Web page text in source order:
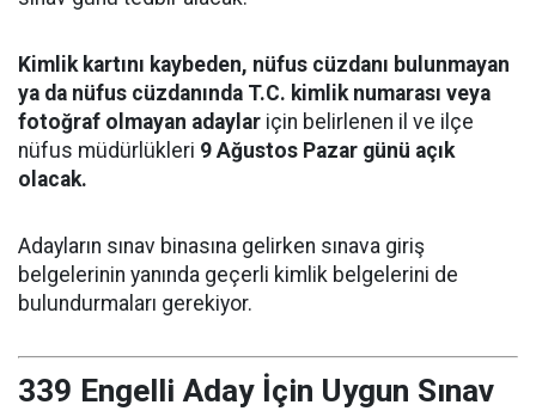
Kimlik kartını kaybeden, nüfus cüzdanı bulunmayan
ya da nüfus cüzdanında T.C. kimlik numarası veya
fotoğraf olmayan adaylar için belirlenen il ve ilçe
nüfus müdürlükleri 9 Ağustos Pazar günü açık
olacak.
Adayların sınav binasına gelirken sınava giriş
belgelerinin yanında geçerli kimlik belgelerini de
bulundurmaları gerekiyor.
339 Engelli Aday İçin Uygun Sınav